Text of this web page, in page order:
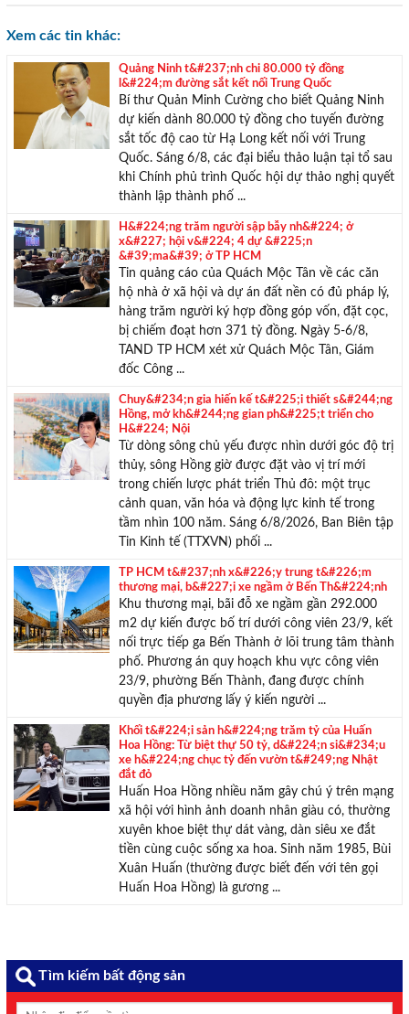
TƯ VẤN MIỄN PHÍ
Với hơn 1000 căn nhà và 50 sales thân thiện, nhiệt tình,
chúng tôi sẽ giúp bạn tìm được BĐS ưng ý!
Xem các tin khác:
Quảng Ninh t&#237;nh chi 80.000 tỷ đồng
l&#224;m đường sắt kết nối Trung Quốc
Bí thư Quản Minh Cường cho biết Quảng Ninh
dự kiến dành 80.000 tỷ đồng cho tuyến đường
sắt tốc độ cao từ Hạ Long kết nối với Trung
Quốc. Sáng 6/8, các đại biểu thảo luận tại tổ sau
khi Chính phủ trình Quốc hội dự thảo nghị quyết
thành lập thành phố ...
H&#224;ng trăm người sập bẫy nh&#224; ở
x&#227; hội v&#224; 4 dự &#225;n
&#39;ma&#39; ở TP HCM
Tin quảng cáo của Quách Mộc Tân về các căn
hộ nhà ở xã hội và dự án đất nền có đủ pháp lý,
hàng trăm người ký hợp đồng góp vốn, đặt cọc,
bị chiếm đoạt hơn 371 tỷ đồng. Ngày 5-6/8,
TAND TP HCM xét xử Quách Mộc Tân, Giám
đốc Công ...
Chuy&#234;n gia hiến kế t&#225;i thiết s&#244;ng
Hồng, mở kh&#244;ng gian ph&#225;t triển cho
H&#224; Nội
Từ dòng sông chủ yếu được nhìn dưới góc độ trị
thủy, sông Hồng giờ được đặt vào vị trí mới
trong chiến lược phát triển Thủ đô: một trục
cảnh quan, văn hóa và động lực kinh tế trong
tầm nhìn 100 năm. Sáng 6/8/2026, Ban Biên tập
Tin Kinh tế (TTXVN) phối ...
TP HCM t&#237;nh x&#226;y trung t&#226;m
thương mại, b&#227;i xe ngầm ở Bến Th&#224;nh
Khu thương mại, bãi đỗ xe ngầm gần 292.000
m2 dự kiến được bố trí dưới công viên 23/9, kết
nối trực tiếp ga Bến Thành ở lõi trung tâm thành
phố. Phương án quy hoạch khu vực công viên
23/9, phường Bến Thành, đang được chính
quyền địa phương lấy ý kiến người ...
Khối t&#224;i sản h&#224;ng trăm tỷ của Huấn
Hoa Hồng: Từ biệt thự 50 tỷ, d&#224;n si&#234;u
xe h&#224;ng chục tỷ đến vườn t&#249;ng Nhật
đắt đỏ
Huấn Hoa Hồng nhiều năm gây chú ý trên mạng
xã hội với hình ảnh doanh nhân giàu có, thường
xuyên khoe biệt thự dát vàng, dàn siêu xe đắt
tiền cùng cuộc sống xa hoa. Sinh năm 1985, Bùi
Xuân Huấn (thường được biết đến với tên gọi
Huấn Hoa Hồng) là gương ...
Tìm kiếm bất động sản